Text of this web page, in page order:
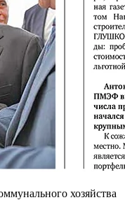
хозяйства